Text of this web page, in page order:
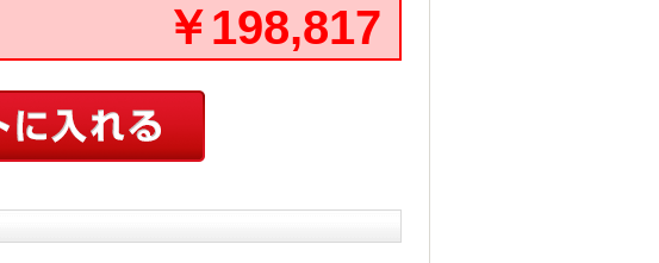
￥198,817